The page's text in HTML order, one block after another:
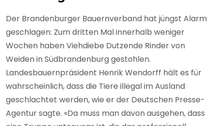
Der Brandenburger Bauernverband hat jüngst Alarm
geschlagen: Zum dritten Mal innerhalb weniger
Wochen haben Viehdiebe Dutzende Rinder von
Weiden in Südbrandenburg gestohlen.
Landesbauernpräsident Henrik Wendorff hält es für
wahrscheinlich, dass die Tiere illegal im Ausland
geschlachtet werden, wie er der Deutschen Presse-
Agentur sagte. «Da muss man davon ausgehen, dass